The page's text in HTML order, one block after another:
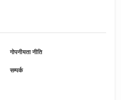
गोपनीयता नीति
सम्पर्क